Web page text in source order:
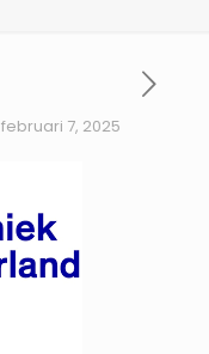
februari 7, 2025